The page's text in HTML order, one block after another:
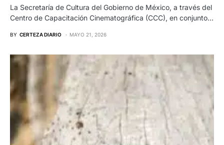
La Secretaría de Cultura del Gobierno de México, a través del
Centro de Capacitación Cinematográfica (CCC), en conjunto…
BY CERTEZA DIARIO MAYO 21, 2026